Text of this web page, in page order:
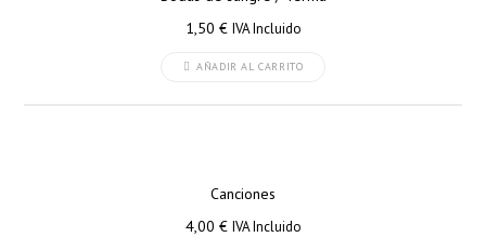
1,50 € IVA Incluido
AÑADIR AL CARRITO
Canciones
4,00 € IVA Incluido